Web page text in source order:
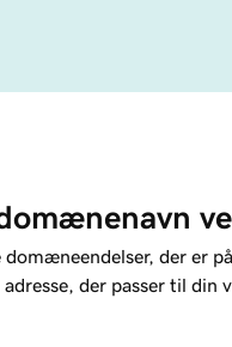
domæneendelser, der er
adresse, der passer til din